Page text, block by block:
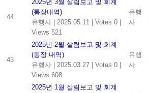
44
2025년 3월 살림보고 및 회계
(통장내역)
유행사
2025.05.11 Votes 0
Views 521
유행
사
43
2025년 2월 살림보고 및 회계
(통장 내역)
유행사
2025.03.27 Votes 0
Views 608
유행
사
2025년 1월 살림보고 및 회계